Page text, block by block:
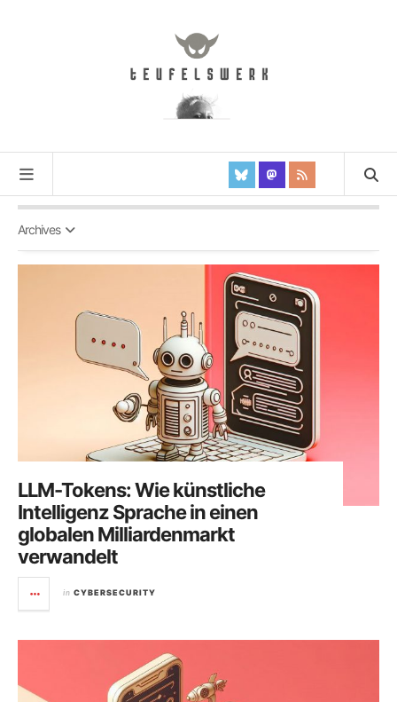
Archives
LLM-Tokens: Wie künstliche
Intelligenz Sprache in einen
globalen Milliardenmarkt
verwandelt
in CYBERSECURITY